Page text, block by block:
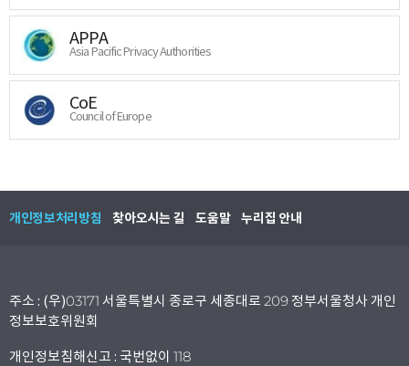
APPA
Asia Pacific Privacy Authorities
CoE
Council of Europe
개인정보처리방침 찾아오시는 길 도움말 누리집 안내
주소 : (우)03171 서울특별시 종로구 세종대로 209 정부서울청사 개인
정보보호위원회
개인정보침해신고 : 국번없이 118